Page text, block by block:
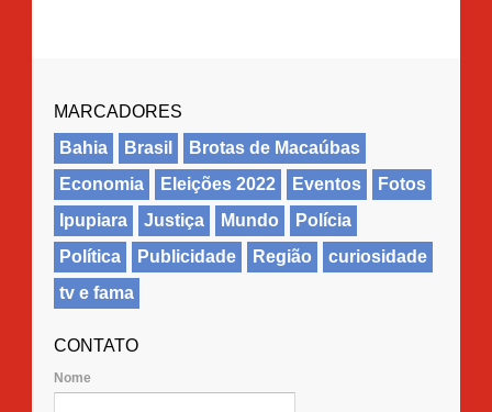
MARCADORES
Bahia
Brasil
Brotas de Macaúbas
Economia
Eleições 2022 Eventos
Fotos
Ipupiara
Justiça Mundo
Polícia
Política
Publicidade Região
curiosidade
tv e fama
CONTATO
Nome